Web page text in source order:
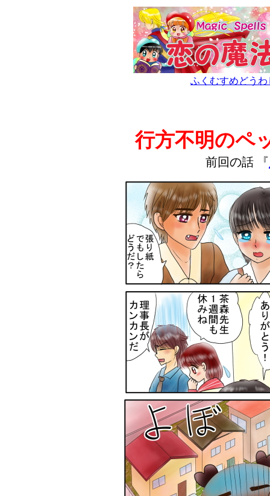
ふくむすめどうわ
行方不明のペ
前回の話 『